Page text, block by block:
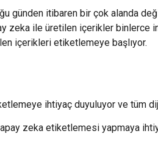
günden itibaren bir çok
zeka ile üretilen içerikler
içerikleri etiketlemeye başlıyor.
ihtiyaç duyuluyor ve tüm
zeka etiketlemesi yapmaya